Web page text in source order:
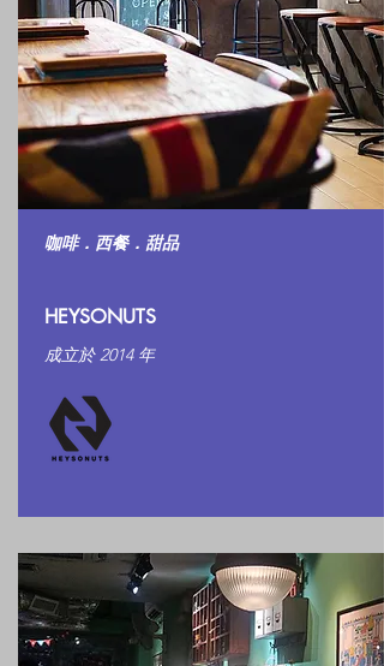
咖啡．西餐．甜品
HEYSONUTS
​成立於 2014 年